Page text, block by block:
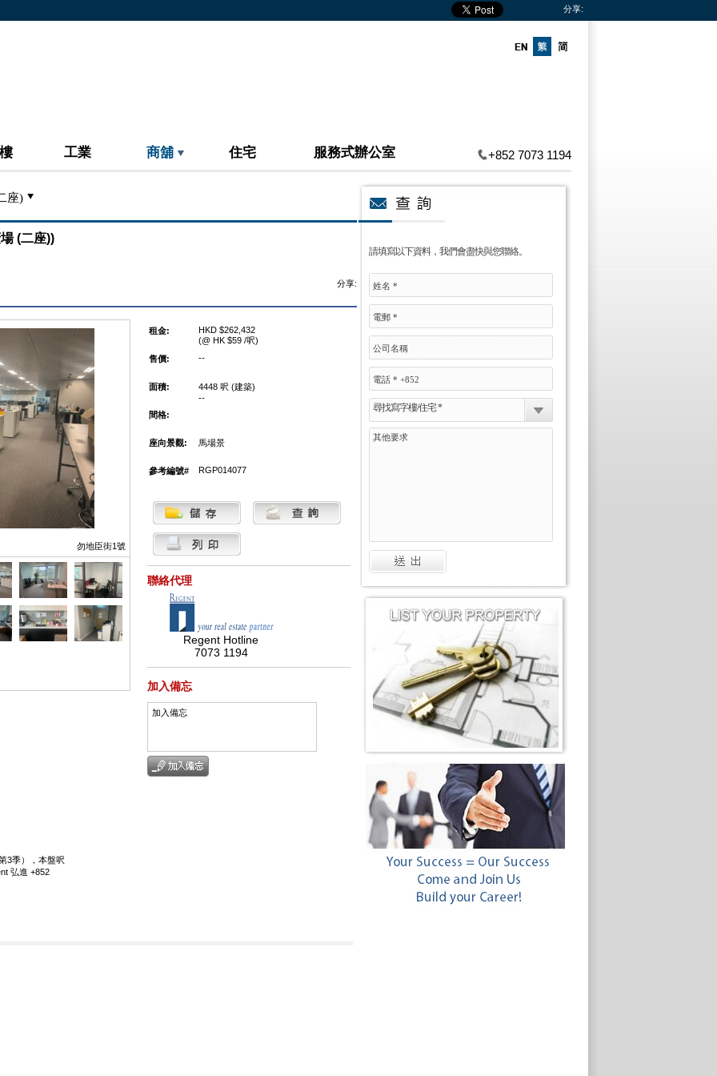
分享:
工業 商舖 住宅 服務式辦公室 +852 7073 1194
座)
請填寫以下資料，我們會盡快與您聯絡。
尋找寫字樓/住宅 *
(二座))
分享:
勿地臣街1號
3季），本盤呎
弘進 +852
租金:
HKD $262,432
(@ HK $59 /呎)
售價:
--
面積:
4448 呎 (建築)
--
間格:
座向景觀: 馬場景
參考編號# RGP014077
聯絡代理
Regent Hotline
7073 1194
加入備忘
加入備忘